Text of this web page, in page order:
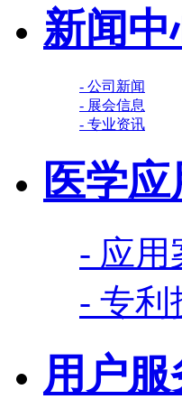
新闻中
- 公司新闻
- 展会信息
- 专业资讯
医学应
- 应用
- 专利
用户服